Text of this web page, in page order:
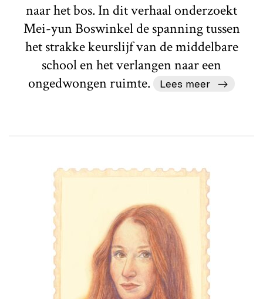
naar het bos. In dit verhaal onderzoekt
Mei-yun Boswinkel de spanning tussen
het strakke keurslijf van de middelbare
school en het verlangen naar een
ongedwongen ruimte.
Lees meer